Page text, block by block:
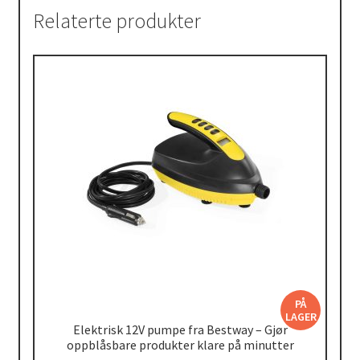
Relaterte produkter
PÅ
LAGER
Elektrisk 12V pumpe fra Bestway – Gjør
oppblåsbare produkter klare på minutter